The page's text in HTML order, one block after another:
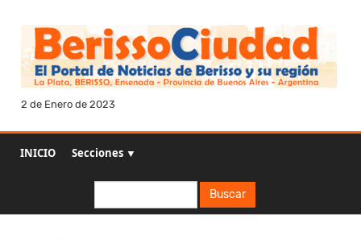
2 de Enero de 2023
INICIO Secciones ▼
Buscar